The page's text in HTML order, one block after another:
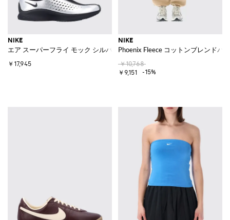
NIKE
エア スーパーフライ モック シルバー ラミネートレザー スリッポンスニ
￥17,945
NIKE
Phoenix Fleece コットンブレンドパ
￥10,768
￥9,151
-15%